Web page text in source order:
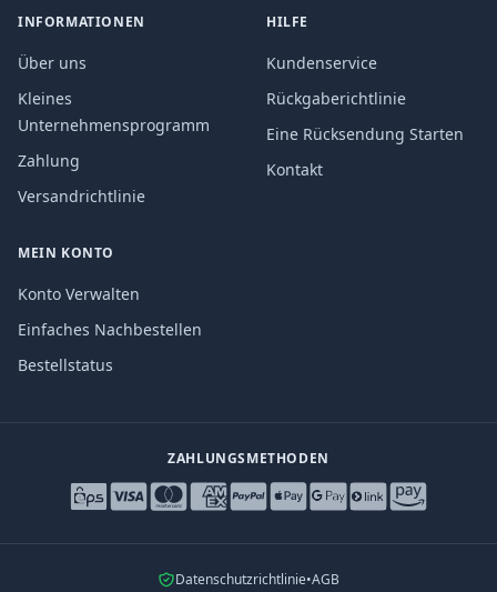
INFORMATIONEN
Über uns
Kleines
Unternehmensprogramm
Zahlung
Versandrichtlinie
HILFE
Kundenservice
Rückgaberichtlinie
Eine Rücksendung Starten
Kontakt
MEIN KONTO
Konto Verwalten
Einfaches Nachbestellen
Bestellstatus
ZAHLUNGSMETHODEN
Datenschutzrichtlinie•AGB